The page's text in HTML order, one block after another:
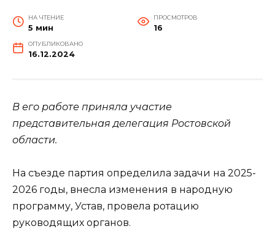
НА ЧТЕНИЕ
5 мин
ПРОСМОТРОВ
16
ОПУБЛИКОВАНО
16.12.2024
В его работе приняла участие
представительная делегация Ростовской
области.
На съезде партия определила задачи на 2025-
2026 годы, внесла изменения в народную
программу, Устав, провела ротацию
руководящих органов.